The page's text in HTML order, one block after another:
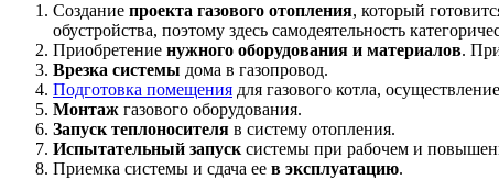
Создание проекта газового отопления, который
обустройства, поэтому здесь самодеятельность
Приобретение нужного оборудования и материалов.
Врезка системы дома в газопровод.
Подготовка помещения для газового котла,
Монтаж газового оборудования.
Запуск теплоносителя в систему отопления.
Испытательный запусксистемы при рабочем и
Приемка системы и сдача ее в эксплуатацию.